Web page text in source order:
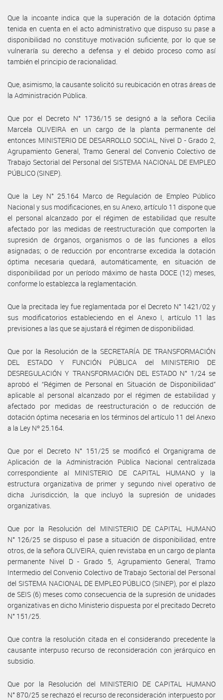
Que la incoante indica que la superación de la dotación óptima
tenida en cuenta en el acto administrativo que dispuso su pase a
disponibilidad no constituye motivación suficiente, por lo que se
vulneraría su derecho a defensa y el debido proceso como así
también el principio de racionalidad.
Que, asimismo, la causante solicitó su reubicación en otras áreas de
la Administración Pública.
Que por el Decreto N° 1736/15 se designó a la señora Cecilia
Marcela OLIVEIRA en un cargo de la planta permanente del
entonces MINISTERIO DE DESARROLLO SOCIAL, Nivel D - Grado 2,
Agrupamiento General, Tramo General del Convenio Colectivo de
Trabajo Sectorial del Personal del SISTEMA NACIONAL DE EMPLEO
PÚBLICO (SINEP).
Que la Ley N° 25.164 Marco de Regulación de Empleo Público
Nacional y sus modificaciones, en su Anexo, artículo 11 dispone que
el personal alcanzado por el régimen de estabilidad que resulte
afectado por las medidas de reestructuración que comporten la
supresión de órganos, organismos o de las funciones a ellos
asignadas; o de reducción por encontrarse excedida la dotación
óptima necesaria quedará, automáticamente, en situación de
disponibilidad por un período máximo de hasta DOCE (12) meses,
conforme lo establezca la reglamentación.
Que la precitada ley fue reglamentada por el Decreto N° 1421/02 y
sus modificatorios estableciendo en el Anexo I, artículo 11 las
previsiones a las que se ajustará el régimen de disponibilidad.
Que por la Resolución de la SECRETARÍA DE TRANSFORMACIÓN
DEL ESTADO Y FUNCIÓN PÚBLICA del MINISTERIO DE
DESREGULACIÓN Y TRANSFORMACIÓN DEL ESTADO N° 1/24 se
aprobó el “Régimen de Personal en Situación de Disponibilidad”
aplicable al personal alcanzado por el régimen de estabilidad y
afectado por medidas de reestructuración o de reducción de
dotación óptima necesaria en los términos del artículo 11 del Anexo
a la Ley Nº 25.164.
Que por el Decreto N° 151/25 se modificó el Organigrama de
Aplicación de la Administración Pública Nacional centralizada
correspondiente al MINISTERIO DE CAPITAL HUMANO y la
estructura organizativa de primer y segundo nivel operativo de
dicha Jurisdicción, la que incluyó la supresión de unidades
organizativas.
Que por la Resolución del MINISTERIO DE CAPITAL HUMANO
N° 126/25 se dispuso el pase a situación de disponibilidad, entre
otros, de la señora OLIVEIRA, quien revistaba en un cargo de planta
permanente Nivel D - Grado 5, Agrupamiento General, Tramo
Intermedio del Convenio Colectivo de Trabajo Sectorial del Personal
del SISTEMA NACIONAL DE EMPLEO PÚBLICO (SINEP), por el plazo
de SEIS (6) meses como consecuencia de la supresión de unidades
organizativas en dicho Ministerio dispuesta por el precitado Decreto
N° 151/25.
Que contra la resolución citada en el considerando precedente la
causante interpuso recurso de reconsideración con jerárquico en
subsidio.
Que por la Resolución del MINISTERIO DE CAPITAL HUMANO
N° 870/25 se rechazó el recurso de reconsideración interpuesto por